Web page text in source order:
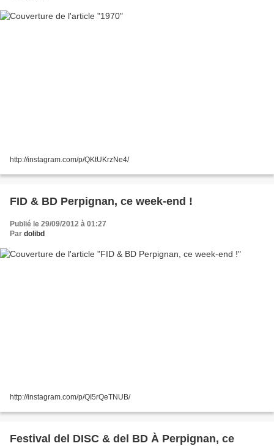
http://instagram.com/p/QKtUKrzNe4/
FID & BD Perpignan, ce week-end !
Publié le 29/09/2012 à 01:27
Par dolibd
http://instagram.com/p/QI5rQeTNUB/
Festival del DISC & del BD À Perpignan, ce